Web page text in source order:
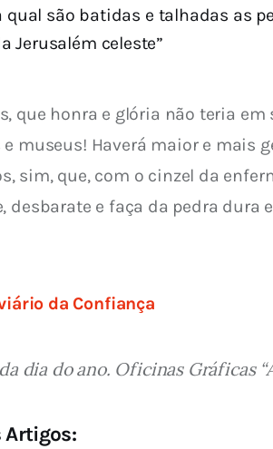
são batidas e talhadas as
Jerusalém celeste”
que honra e glória não teria
museus! Haverá maior e mais
sim, que, com o cinzel da
e faça da pedra dura
da Confiança
dia do ano. Oficinas Gráficas
Artigos: